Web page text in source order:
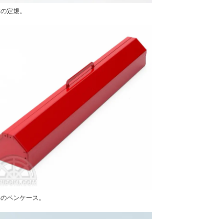
定規。
ペンケース。